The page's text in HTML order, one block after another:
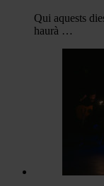
Qui aquests
haurà …